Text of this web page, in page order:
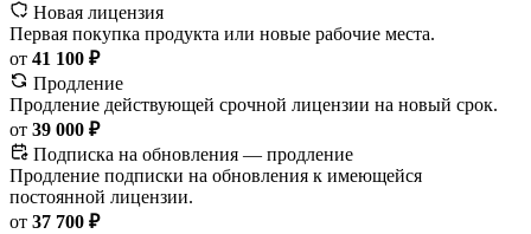
Новая лицензия
Первая покупка продукта или новые рабочие места.
от 41 100 ₽
Продление
Продление действующей срочной лицензии на новый срок.
от 39 000 ₽
Подписка на обновления — продление
Продление подписки на обновления к имеющейся
постоянной лицензии.
от 37 700 ₽